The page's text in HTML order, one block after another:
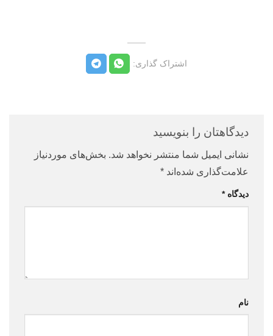
دیدگاهتان را بنویسید
نشانی ایمیل شما منتشر نخواهد شد. بخش‌های موردنیاز
علامت‌گذاری شده‌اند *
دیدگاه*
نام